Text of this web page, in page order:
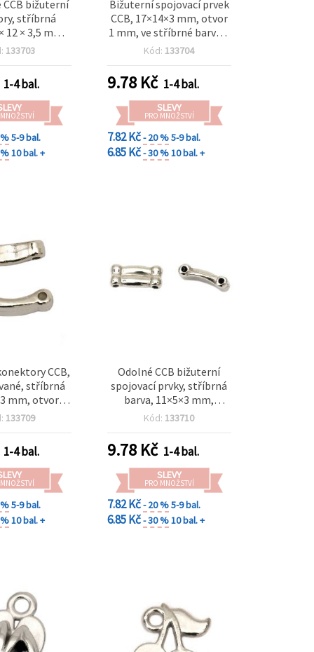
bižuterní
stříbrná
12 × 3,5 mm,
– sada 20 ks
133703
1-4 bal.
5-9 bal.
10 bal. +
Bižuterní spojovací prvek
CCB, 17×14×3 mm, otvor
1 mm, ve stříbrné barvě –
20 ks
Kód: 133704
9.78Kč 1-4 bal.
SLEVY
PRO MNOŽSTVÍ
7.82 Kč- 20 %5-9 bal.
6.85 Kč- 30 %10 bal. +
CCB,
stříbrná
mm, otvor 1
a
133709
1-4 bal.
5-9 bal.
10 bal. +
Odolné CCB bižuterní
spojovací prvky, stříbrná
barva, 11×5×3 mm,
průvlek 1 mm – balení 50
Kód: 133710
9.78Kč 1-4 bal.
SLEVY
PRO MNOŽSTVÍ
7.82 Kč- 20 %5-9 bal.
6.85 Kč- 30 %10 bal. +